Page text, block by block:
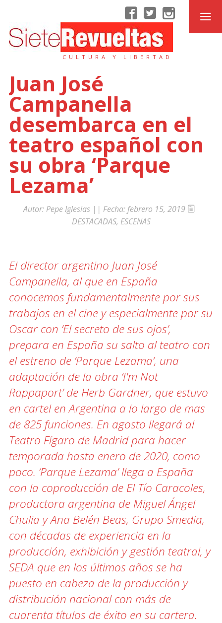
CULTURA Y LIBERTAD
Juan José
Campanella
desembarca en el
teatro español con
su obra ‘Parque
Lezama’
Autor: Pepe Iglesias || Fecha: febrero 15, 2019
DESTACADAS, ESCENAS
El director argentino Juan José
Campanella, al que en España
conocemos fundamentalmente por sus
trabajos en el cine y especialmente por su
Oscar con ‘El secreto de sus ojos’,
prepara en España su salto al teatro con
el estreno de ‘Parque Lezama’, una
adaptación de la obra ‘I'm Not
Rappaport’ de Herb Gardner, que estuvo
en cartel en Argentina a lo largo de mas
de 825 funciones. En agosto llegará al
Teatro Fígaro de Madrid para hacer
temporada hasta enero de 2020, como
poco. ‘Parque Lezama’ llega a España
con la coproducción de El Tío Caracoles,
productora argentina de Miguel Ángel
Chulia y Ana Belén Beas, Grupo Smedia,
con décadas de experiencia en la
producción, exhibición y gestión teatral, y
SEDA que en los últimos años se ha
puesto en cabeza de la producción y
distribución nacional con más de
cuarenta títulos de éxito en su cartera.